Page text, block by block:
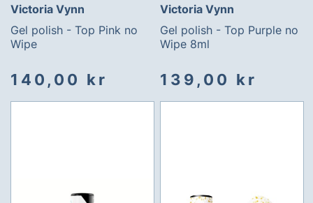
Victoria Vynn
Gel polish - Top Pink no
Wipe
140,00 kr
Victoria Vynn
Gel polish - Top Purple no
Wipe 8ml
139,00 kr